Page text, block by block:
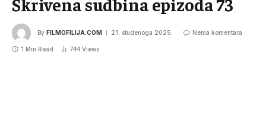
By FILMOFILIJA.COM 21. studenoga 2025. Nema komentara
1 Min Read 744 Views